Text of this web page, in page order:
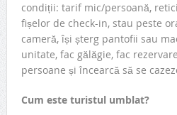
condiții: tarif mic/persoană,
fișelor de check-in, stau peste
cameră, își șterg pantofii sau
unitate, fac gălăgie, fac
persoane și încearcă să se
Cum este turistul umblat?